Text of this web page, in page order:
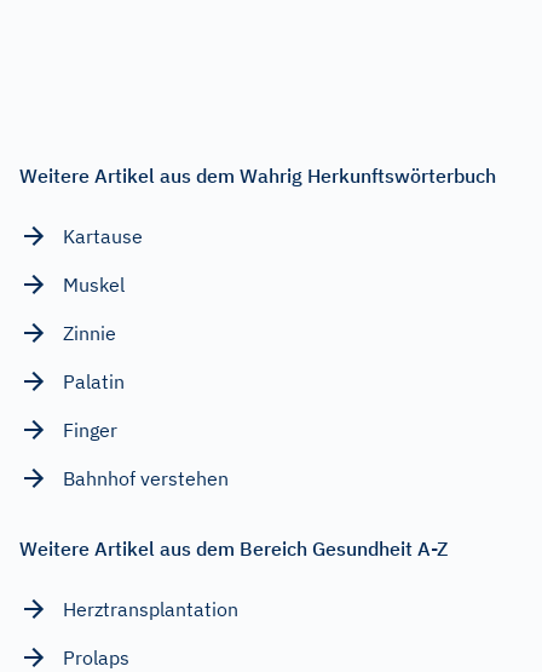
Weitere Artikel aus dem Wahrig Herkunftswörterbuch
Kartause
Muskel
Zinnie
Palatin
Finger
Bahnhof verstehen
Weitere Artikel aus dem Bereich Gesundheit A-Z
Herztransplantation
Prolaps